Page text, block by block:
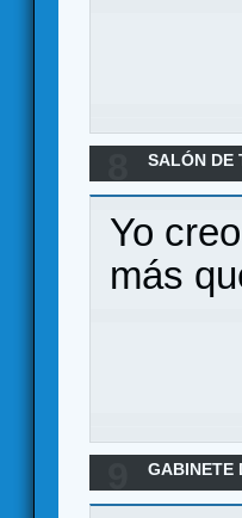
SALÓN DE
Yo
más
GABINETE